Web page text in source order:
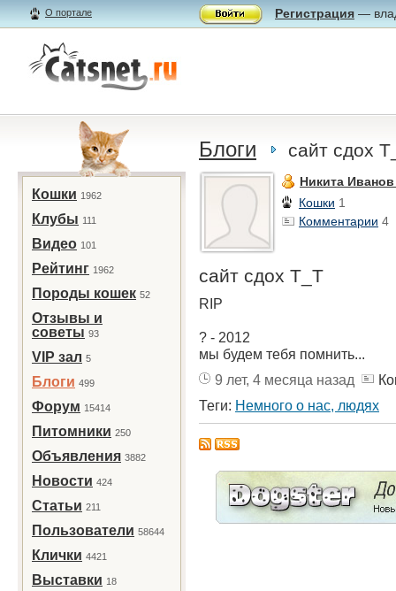
О портале Регистрация —
Кошки 1962
Клубы 111
Видео 101
Рейтинг 1962
Породы кошек 52
Отзывы и
советы 93
VIP зал 5
Блоги 499
Форум 15414
Питомники 250
Объявления 3882
Новости 424
Статьи 211
Пользователи 58644
Клички 4421
Выставки 18
Блоги сайт сдох
Никита
Кошки 1
Комментарии 4
сайт сдох T_T
RIP
? - 2012
мы будем тебя помнить...
9 лет, 4 месяца назад
Теги: Немного о нас, людях